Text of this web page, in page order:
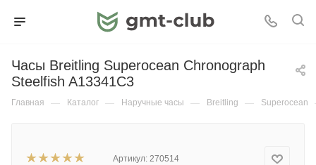
Часы Breitling Superocean Chronograph
Steelfish A13341C3
Главная — Каталог — Наручные часы — Breitling — Superocean
Артикул: 270514